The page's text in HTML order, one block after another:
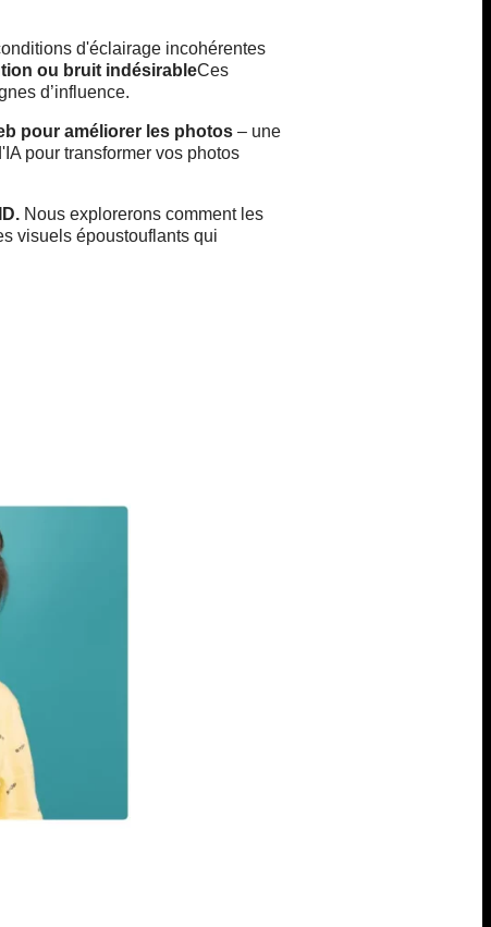
d'éclairage incohérentes
ou bruit indésirableCes
d’influence.
pour améliorer les photos – une
pour transformer vos photos
Nous explorerons comment les
visuels époustouflants qui